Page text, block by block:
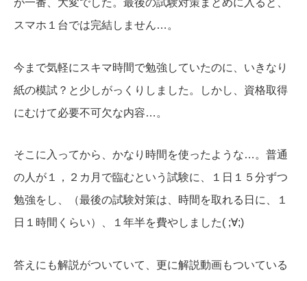
スマホ１台では完結しません…。
今まで気軽にスキマ時間で勉強していたのに、いきなり
紙の模試？と少しがっくりしました。しかし、資格取得
にむけて必要不可欠な内容…。
そこに入ってから、かなり時間を使ったような…。普通
の人が１，２カ月で臨むという試験に、１日１５分ずつ
勉強をし、（最後の試験対策は、時間を取れる日に、１
日１時間くらい）、１年半を費やしました( ;∀;)
答えにも解説がついていて、更に解説動画もついている